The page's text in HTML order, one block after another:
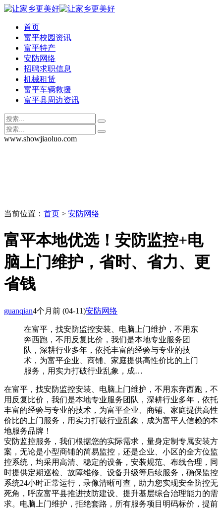
首页
富平校园资讯
富平特产
安防网络
招聘求职信息
机械租赁
富平车辆救援
富平县周边资讯
www.showjiaoluo.com
当前位置： 首页 > 安防网络
富平本地优选！安防监控+电
脑上门维护，省时、省力、更
省钱
guanqian4个月前 (04-11)安防网络
在富平，找安防监控安装、电脑上门维护，不用东
奔西跑，不用反复比价，我们是本地专业服务团
队，深耕行业多年，依托丰富的经验与专业的技
术，为富平企业、商铺、家庭提供高性价比的上门
服务，用实力打破行业乱象，成…
在富平，找安防监控安装、电脑上门维护，不用东奔西跑，不
用反复比价，我们是本地专业服务团队，深耕行业多年，依托
丰富的经验与专业的技术，为富平企业、商铺、家庭提供高性
价比的上门服务，用实力打破行业乱象，成为富平人信赖的本
地服务品牌！
安防监控服务，我们根据您的实际需求，量身定制专属安装方
案，无论是小型商铺的简易监控，还是企业、小区的全方位监
控系统，均采用高清、稳定的设备，安装规范、布线合理，同
时提供定期巡检、故障维修、设备升级等后续服务，确保监控
系统24小时正常运行，录像清晰可查，助力您实现安全防控无
死角，呼应富平县推进技防建设、提升基层综合治理能力的需
求。电脑上门维护，拒绝套路，所有服务项目明码标价，提前